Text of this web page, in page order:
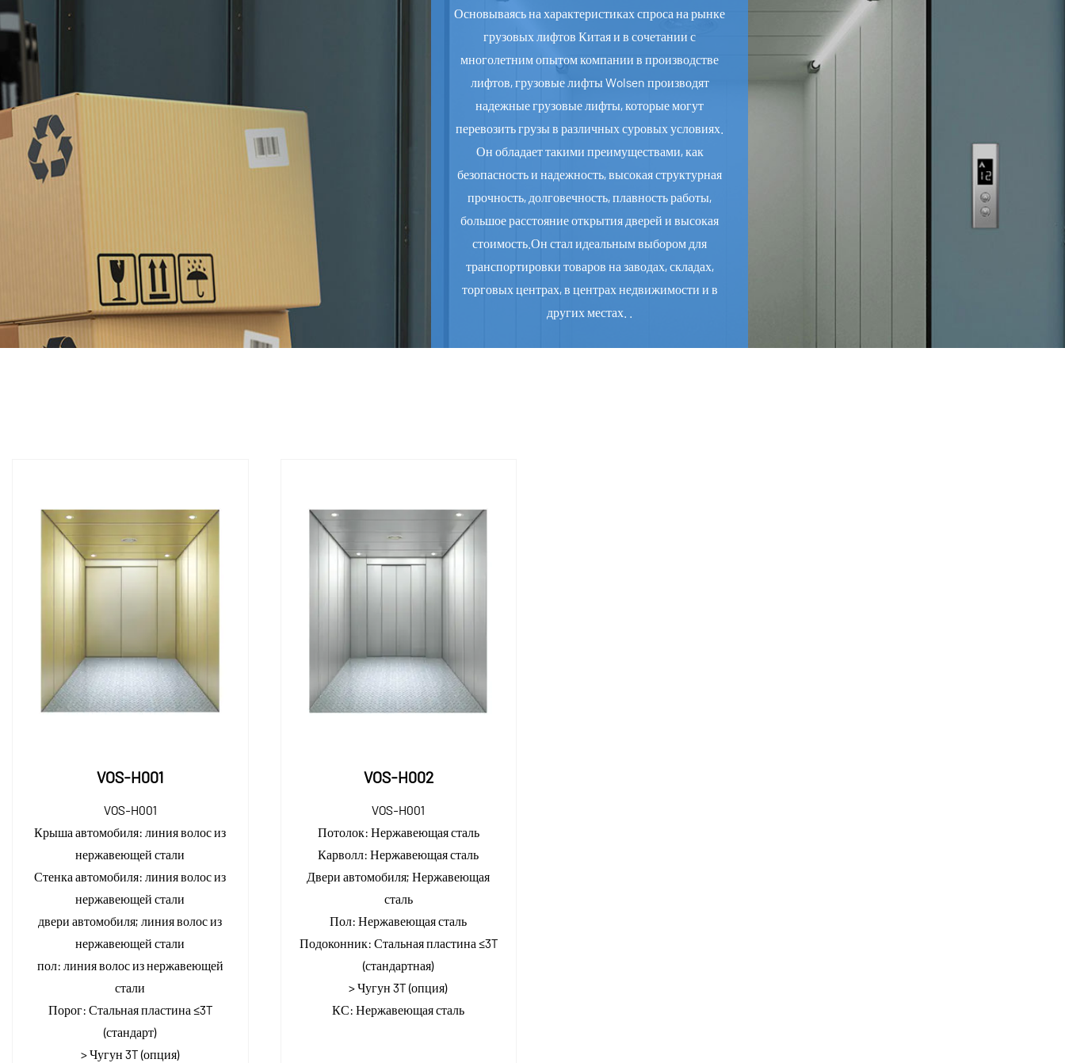
Основываясь на характеристиках спроса на рынке
грузовых лифтов Китая и в сочетании с
многолетним опытом компании в производстве
лифтов, грузовые лифты Wolsen производят
надежные грузовые лифты, которые могут
перевозить грузы в различных суровых условиях.
Он обладает такими преимуществами, как
безопасность и надежность, высокая структурная
прочность, долговечность, плавность работы,
большое расстояние открытия дверей и высокая
стоимость.Он стал идеальным выбором для
транспортировки товаров на заводах, складах,
торговых центрах, в центрах недвижимости и в
других местах. .
VOS-H001
VOS-H001
Крыша автомобиля:линия волос из
нержавеющей стали
Стенка автомобиля:линия волос из
нержавеющей стали
двери автомобиля;линия волос из
нержавеющей стали
пол: линия волос из нержавеющей
стали
Порог: Стальная пластина ≤3T
(стандарт)
> Чугун 3T (опция)
VOS-H002
VOS-H001
Потолок: Нержавеющая сталь
Карволл:Нержавеющая сталь
Двери автомобиля;Нержавеющая
сталь
Пол:Нержавеющая сталь
Подоконник: Стальная пластина ≤3T
(стандартная)
> Чугун 3T (опция)
КС:Нержавеющая сталь